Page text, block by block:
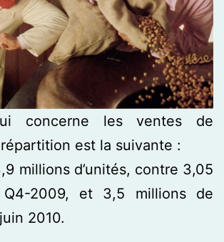
concerne les ventes de
est la suivante :
millions d’unités, contre 3,05
2009, et 3,5 millions de
2010.